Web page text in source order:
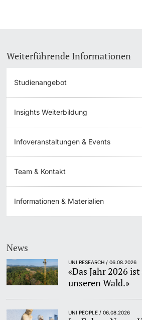
Weiterführende Informationen
Studienangebot
Insights Weiterbildung
Infoveranstaltungen & Events
Team & Kontakt
Informationen & Materialien
News
UNI RESEARCH / 06.08.2026
«Das Jahr 2026
unseren Wald.»
UNI PEOPLE / 06.08.2026